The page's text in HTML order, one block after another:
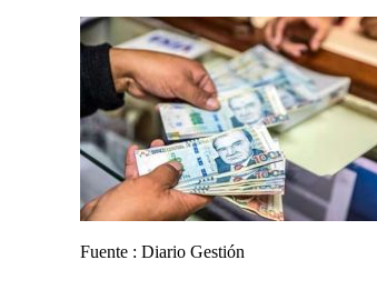
Fuente : Diario Gestión